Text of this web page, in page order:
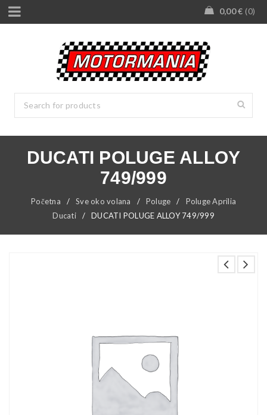
0,00€ 0
DUCATI POLUGE ALLOY
749/999
Početna / Sve oko volana / Poluge /
Poluge Aprilia
Ducati
/ DUCATI POLUGE ALLOY 749/999